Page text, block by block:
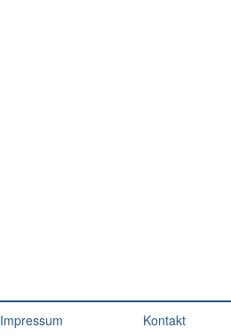
Impressum Kontakt